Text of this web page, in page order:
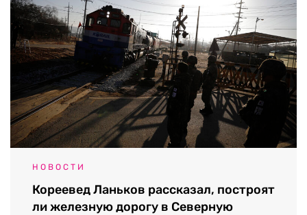
НОВОСТИ
Кореевед Ланьков рассказал, построят
ли железную дорогу в Северную